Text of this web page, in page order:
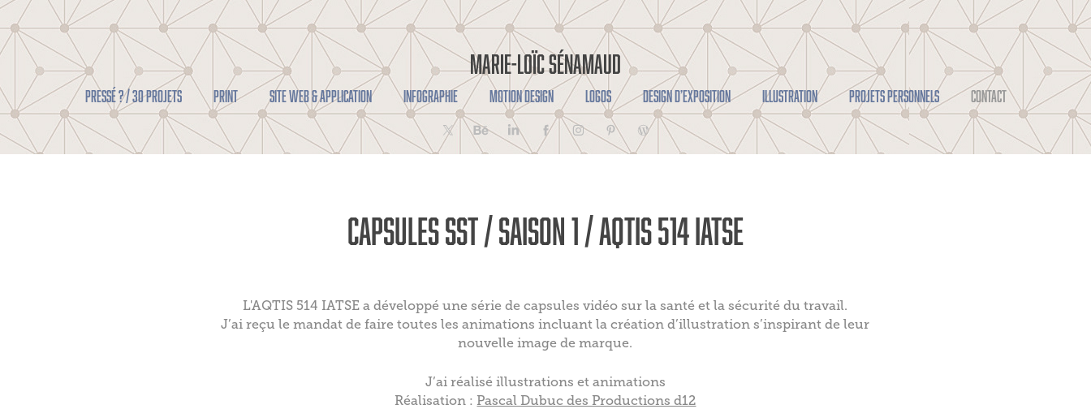
MARIE-LOÏC SÉNAMAUD
Pressé ? / 30 projets PRINT SITE WEB & APPLICATION INFOGRAPHIE MOTION DESIGN LOGOS DESIGN D’EXPOSITION ILLUSTRATION PROJETS PERSONNELS CONTACT
CAPSULES SST / SAISON 1 / AQTIS 514 IATSE
L'AQTIS 514 IATSE a développé une série de capsules vidéo sur la santé et la sécurité du travail.
J’ai reçu le mandat de faire toutes les animations incluant la création d’illustration s’inspirant de leur
nouvelle image de marque.
J’ai réalisé illustrations et animations
Réalisation : Pascal Dubuc des Productions d12